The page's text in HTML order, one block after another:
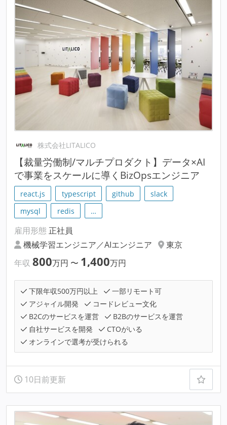
株式会社LITALICO
【裁量労働制/マルチプロダクト】データ×AI
で事業をスケールに導くBizOpsエンジニア
react.js typescript github
slack
mysql
redis …
雇用形態 正社員
機械学習エンジニア／AIエンジニア
東京
年収 800万円 〜 1,400万円
下限年収500万円以上
一部リモート可
アジャイル開発
コードレビュー文化
B2Cのサービスを運営
B2Bのサービスを運営
自社サービスを開発
CTOがいる
オンラインで選考が受けられる
10日前更新